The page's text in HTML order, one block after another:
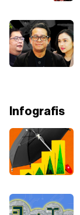
Infografis